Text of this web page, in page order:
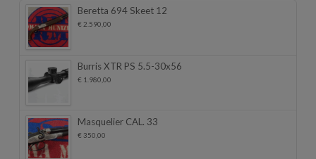
Beretta 694 Skeet 12
€ 2.590,00
Burris XTR PS 5.5-30x56
€ 1.980,00
Masquelier CAL. 33
€ 350,00